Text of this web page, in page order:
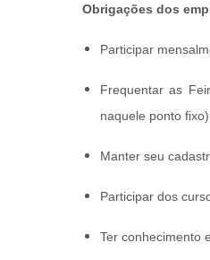
Obrigações dos
Participar
Frequentar as
naquele ponto
Manter seu
Participar dos
Ter conhecimento